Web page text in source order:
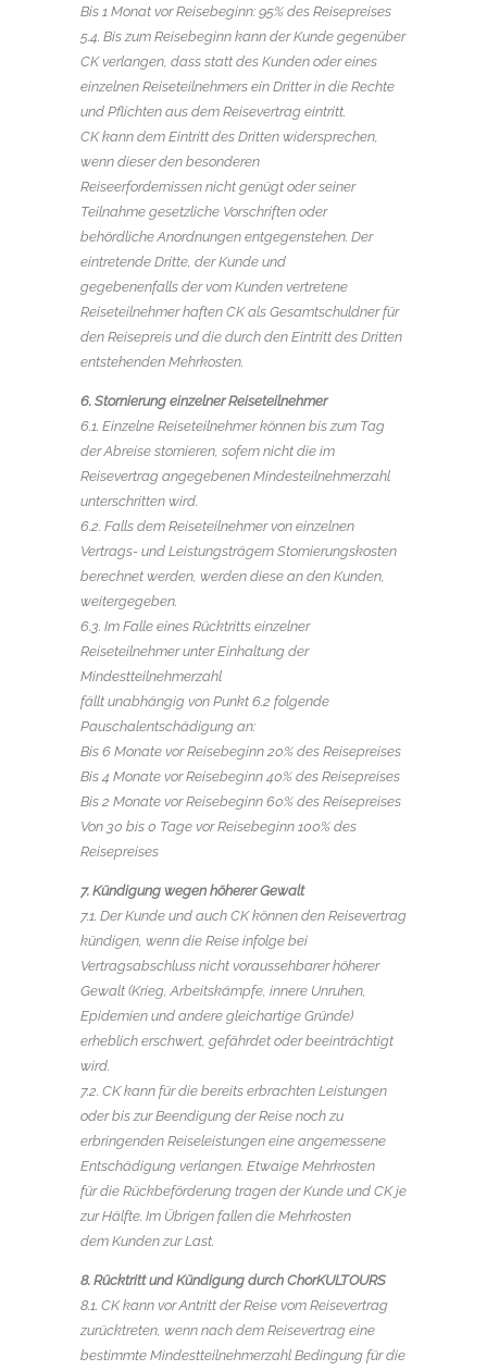
Bis 1 Monat vor Reisebeginn: 95% des Reisepreises
5.4. Bis zum Reisebeginn kann der Kunde gegenüber
CK verlangen, dass statt des Kunden oder eines
einzelnen Reiseteilnehmers ein Dritter in die Rechte
und Pflichten aus dem Reisevertrag eintritt.
CK kann dem Eintritt des Dritten widersprechen,
wenn dieser den besonderen
Reiseerfordernissen nicht genügt oder seiner
Teilnahme gesetzliche Vorschriften oder
behördliche Anordnungen entgegenstehen. Der
eintretende Dritte, der Kunde und
gegebenenfalls der vom Kunden vertretene
Reiseteilnehmer haften CK als Gesamtschuldner für
den Reisepreis und die durch den Eintritt des Dritten
entstehenden Mehrkosten.
6. Stornierung einzelner Reiseteilnehmer
6.1. Einzelne Reiseteilnehmer können bis zum Tag
der Abreise stornieren, sofern nicht die im
Reisevertrag angegebenen Mindesteilnehmerzahl
unterschritten wird.
6.2. Falls dem Reiseteilnehmer von einzelnen
Vertrags- und Leistungsträgern Stornierungskosten
berechnet werden, werden diese an den Kunden,
weitergegeben.
6.3. Im Falle eines Rücktritts einzelner
Reiseteilnehmer unter Einhaltung der
Mindestteilnehmerzahl
fällt unabhängig von Punkt 6.2 folgende
Pauschalentschädigung an:
Bis 6 Monate vor Reisebeginn 20% des Reisepreises
Bis 4 Monate vor Reisebeginn 40% des Reisepreises
Bis 2 Monate vor Reisebeginn 60% des Reisepreises
Von 30 bis 0 Tage vor Reisebeginn 100% des
Reisepreises
7. Kündigung wegen höherer Gewalt
7.1. Der Kunde und auch CK können den Reisevertrag
kündigen, wenn die Reise infolge bei
Vertragsabschluss nicht voraussehbarer höherer
Gewalt (Krieg, Arbeitskämpfe, innere Unruhen,
Epidemien und andere gleichartige Gründe)
erheblich erschwert, gefährdet oder beeinträchtigt
wird.
7.2. CK kann für die bereits erbrachten Leistungen
oder bis zur Beendigung der Reise noch zu
erbringenden Reiseleistungen eine angemessene
Entschädigung verlangen. Etwaige Mehrkosten
für die Rückbeförderung tragen der Kunde und CK je
zur Hälfte. Im Übrigen fallen die Mehrkosten
dem Kunden zur Last.
8. Rücktritt und Kündigung durch ChorKULTOURS
8.1. CK kann vor Antritt der Reise vom Reisevertrag
zurücktreten, wenn nach dem Reisevertrag eine
bestimmte Mindestteilnehmerzahl Bedingung für die